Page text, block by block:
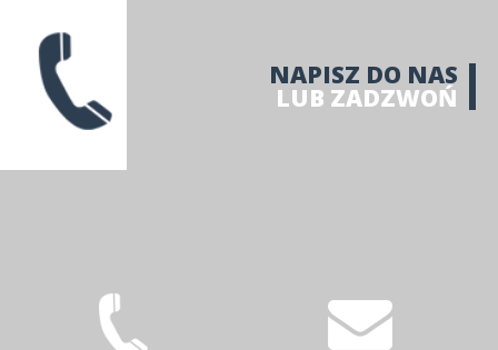
NAPISZ DO NAS
LUB ZADZWOŃ